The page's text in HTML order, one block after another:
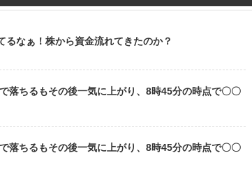
るなぁ！株から資金流れてきたのか？
落ちるもその後一気に上がり、8時45分の時点で〇〇
落ちるもその後一気に上がり、8時45分の時点で〇〇